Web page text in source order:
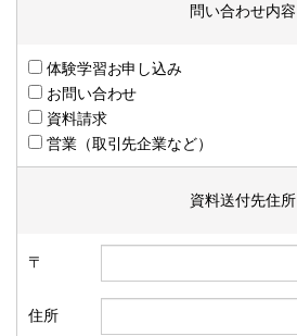
問い合わせ内容
体験学習お申し込み
お問い合わせ
資料請求
営業（取引先企業など）
資料送付先住所
〒
住所